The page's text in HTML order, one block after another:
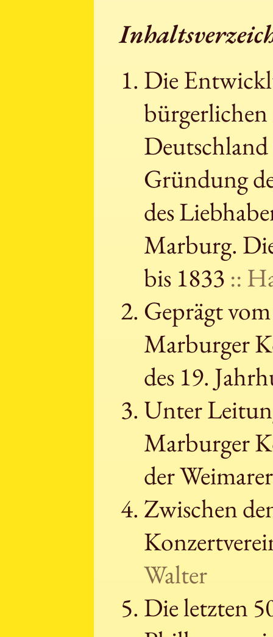
Die
Gründung
des
Marburg.
bis 1833 ::
Geprägt
Marburger
des 19.
Unter
Marburger
der
Zwischen
Walter
Die letzten